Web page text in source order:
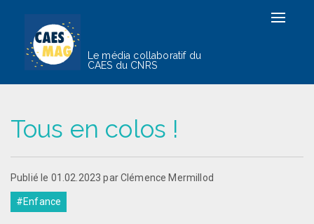
Le média collaboratif du
CAES du CNRS
Toggle
Tous en colos !
Publié le 01.02.2023 par Clémence Mermillod
#Enfance